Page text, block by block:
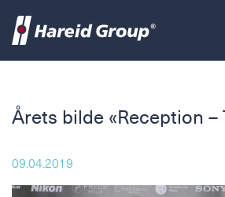
HANDEL
Årets bilde «Reception
09.04.2019